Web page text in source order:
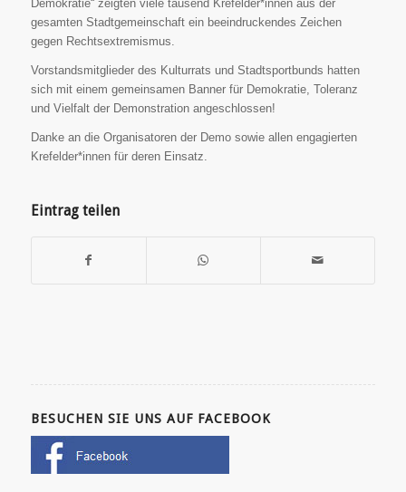
Demokratie“ zeigten viele tausend Krefelder*innen aus der
gesamten Stadtgemeinschaft ein beeindruckendes Zeichen
gegen Rechtsextremismus.
Vorstandsmitglieder des Kulturrats und Stadtsportbunds hatten
sich mit einem gemeinsamen Banner für Demokratie, Toleranz
und Vielfalt der Demonstration angeschlossen!
Danke an die Organisatoren der Demo sowie allen engagierten
Krefelder*innen für deren Einsatz.
Eintrag teilen
BESUCHEN SIE UNS AUF FACEBOOK